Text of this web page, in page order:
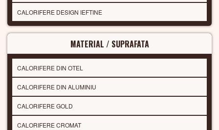
CALORIFERE DESIGN IEFTINE
MATERIAL / SUPRAFATA
CALORIFERE DIN OTEL
CALORIFERE DIN ALUMINIU
CALORIFERE GOLD
CALORIFERE CROMAT